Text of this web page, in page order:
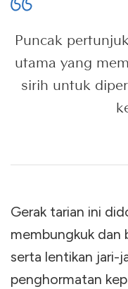
Puncak
utama yang
sirih untuk
Gerak tarian ini
membungkuk dan
serta lentikan jari-
penghormatan